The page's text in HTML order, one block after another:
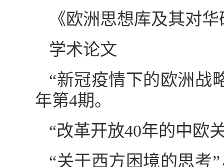
《欧洲思想库及其对
学术论文
“新冠疫情下的欧洲战
年第4期。
“改革开放40年的中欧
“关于西方困境的思考